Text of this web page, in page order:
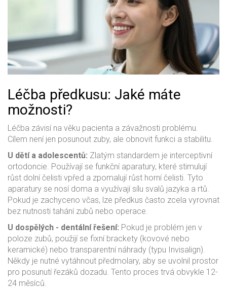
Léčba předkusu: Jaké máte
možnosti?
Léčba závisí na věku pacienta a závažnosti problému.
Cílem není jen posunout zuby, ale obnovit funkci a stabilitu.
U dětí a adolescentů: Zlatým standardem je interceptivní
ortodoncie. Používají se funkční aparatury, které stimulují
růst dolní čelisti vpřed a zpomalují růst horní čelisti. Tyto
aparatury se nosí doma a využívají sílu svalů jazyka a rtů.
Pokud je zachyceno včas, lze předkus často zcela vyrovnat
bez nutnosti tahání zubů nebo operace.
U dospělých - dentální řešení: Pokud je problém jen v
poloze zubů, použijí se fixní brackety (kovové nebo
keramické) nebo transparentní náhrady (typu Invisalign).
Někdy je nutné vytáhnout předmolary, aby se uvolnil prostor
pro posunutí řezáků dozadu. Tento proces trvá obvykle 12-
24 měsíců.